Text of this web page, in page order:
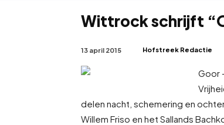
Wittrock schrijft
13 april 2015 Hofstreek Redactie
Goor
delen nacht, schemering en
Willem Friso en het Sallands